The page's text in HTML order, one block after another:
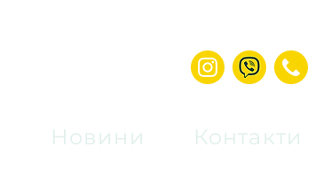
Новини Контакти